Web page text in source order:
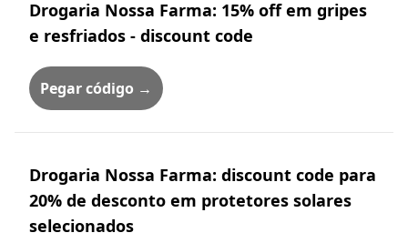
Drogaria Nossa Farma: 15% off em gripes
e resfriados - discount code
Pegar código →
Drogaria Nossa Farma: discount code para
20% de desconto em protetores solares
selecionados